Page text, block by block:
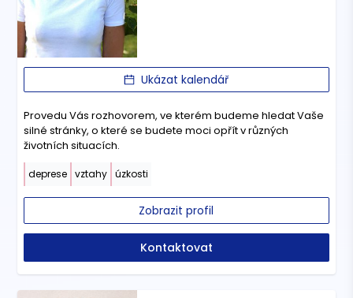
Ukázat kalendář
Provedu Vás rozhovorem, ve kterém budeme hledat Vaše
silné stránky, o které se budete moci opřít v různých
životních situacích.
deprese vztahy úzkosti
Zobrazit profil
Kontaktovat